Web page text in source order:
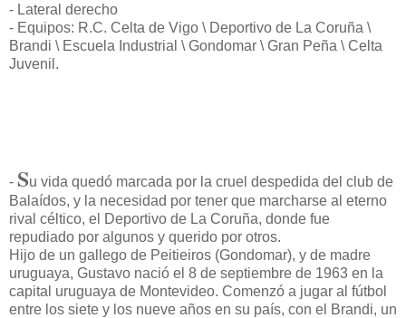
- Lateral derecho
- Equipos: R.C. Celta de Vigo \ Deportivo de La Coruña \
Brandi \ Escuela Industrial \ Gondomar \ Gran Peña \ Celta
Juvenil.
- Su vida quedó marcada por la cruel despedida del club de
Balaídos, y la necesidad por tener que marcharse al eterno
rival céltico, el Deportivo de La Coruña, donde fue
repudiado por algunos y querido por otros.
Hijo de un gallego de Peitieiros (Gondomar), y de madre
uruguaya, Gustavo nació el 8 de septiembre de 1963 en la
capital uruguaya de Montevideo. Comenzó a jugar al fútbol
entre los siete y los nueve años en su país, con el Brandi, un